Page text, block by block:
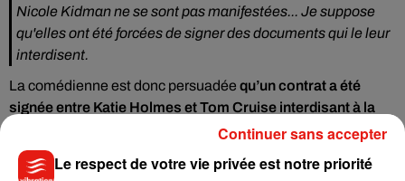
Nicole Kidman ne se sont pas manifestées... Je suppose
qu'elles ont été forcées de signer des documents qui le leur
interdisent.
La comédienne est donc persuadée qu’un contrat a été
signée entre Katie Holmes et Tom Cruise interdisant à la
mère de Suri de prendre position contre l’église de la
Scientologie sous peine de sanctions
perte de la garde de la jeune fille âgée aujourd’hui de 12 ans.
Le respect de votre vie privée est notre priorité
Continuer sans accepter